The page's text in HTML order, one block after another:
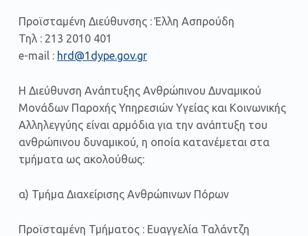
Προϊσταμένη Διεύθυνσης : Έλλη Ασπρούδη
Τηλ : 213 2010 401
e-mail : hrd@1dype.gov.gr
Η Διεύθυνση Ανάπτυξης Ανθρώπινου Δυναμικού
Μονάδων Παροχής Υπηρεσιών Υγείας και Κοινωνικής
Αλληλεγγύης είναι αρμόδια για την ανάπτυξη του
ανθρώπινου δυναμικού, η οποία κατανέμεται στα
τμήματα ως ακολούθως:
α) Τμήμα Διαχείρισης Ανθρώπινων Πόρων
Προϊσταμένη Τμήματος : Ευαγγελία Ταλάντζη